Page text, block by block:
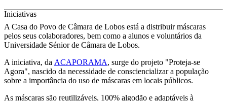
Iniciativas
A Casa do Povo de Câmara de Lobos está a distribuir máscaras
pelos seus colaboradores, bem como a alunos e voluntários da
Universidade Sénior de Câmara de Lobos.
A iniciativa, da ACAPORAMA, surge do projeto "Proteja-se
Agora", nascido da necessidade de consciencializar a população
sobre a importância do uso de máscaras em locais públicos.
As máscaras são reutilizáveis, 100% algodão e adaptáveis à